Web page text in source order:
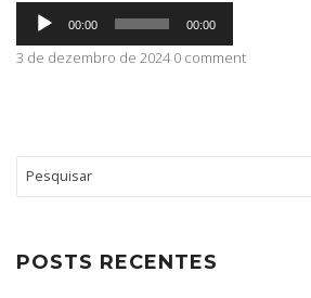
Tocador
áudio
00:00 00:00
3 de dezembro de 2024 0 comment
POSTS RECENTES